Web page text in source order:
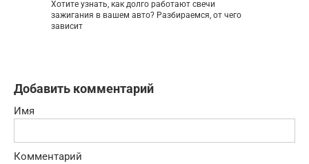
Хотите узнать, как долго работают свечи
зажигания в вашем авто? Разбираемся, от чего
зависит
Добавить комментарий
Имя
Комментарий